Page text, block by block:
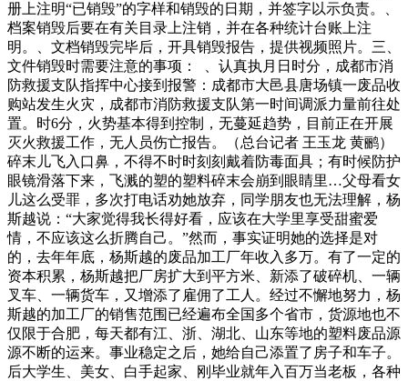
册上注明“已销毁”的字样和销毁的日期，并签字以示负责。、
档案销毁后要在有关目录上注销，并在各种统计台账上注
明。、文档销毁完毕后，开具销毁报告，提供视频照片。三、
文件销毁时需要注意的事项： 、认真执月日时分，成都市消
防救援支队指挥中心接到报警：成都市大邑县唐场镇一废品收
购站发生火灾，成都市消防救援支队第一时间调派力量前往处
置。时6分，火势基本得到控制，无蔓延趋势，目前正在开展
灭火救援工作，无人员伤亡报告。（总台记者 王玉龙 黄鹂）
碎末儿飞入口鼻，不得不时时刻刻戴着防毒面具；有时候防护
眼镜滑落下来，飞溅的塑的塑料碎末会崩到眼睛里…父母看女
儿这么受罪，多次打电话劝她放弃，同学朋友也无法理解，杨
斯越说：“大家觉得我长得好看，应该在大学里享受甜蜜爱
情，不应该这么折腾自己。”然而，事实证明她的选择是对
的，去年年底，杨斯越的废品加工厂年收入多万。有了一定的
资本积累，杨斯越把厂房扩大到平方米、新添了破碎机、一辆
叉车、一辆货车，又增添了雇佣了工人。经过不懈地努力，杨
斯越的加工厂的销售范围已经遍布全国多个省市，货源地也不
仅限于合肥，每天都有江、浙、湖北、山东等地的塑料废品源
源不断的运来。事业稳定之后，她给自己添置了房子和车子。
后大学生、美女、白手起家、刚毕业就年入百万当老板，各种